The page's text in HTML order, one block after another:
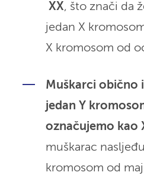
XX, što znači da
jedan X
X kromosom od
Muškarci obično
jedan Y
označujemo kao
muškarac
kromosom od